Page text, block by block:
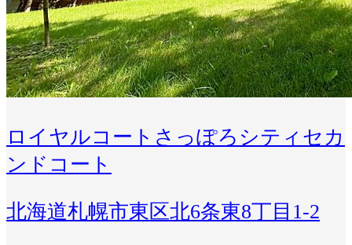
ロイヤルコートさっぽろシティセカ
ンドコート
北海道札幌市東区北6条東8丁目1-2